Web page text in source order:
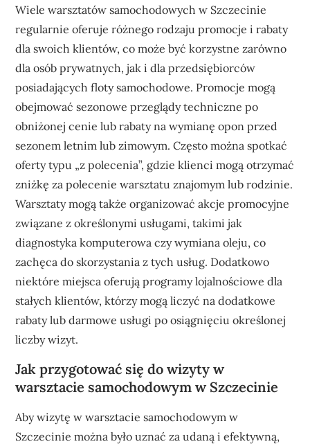
Wiele warsztatów samochodowych w Szczecinie
regularnie oferuje różnego rodzaju promocje i rabaty
dla swoich klientów, co może być korzystne zarówno
dla osób prywatnych, jak i dla przedsiębiorców
posiadających floty samochodowe. Promocje mogą
obejmować sezonowe przeglądy techniczne po
obniżonej cenie lub rabaty na wymianę opon przed
sezonem letnim lub zimowym. Często można spotkać
oferty typu „z polecenia”, gdzie klienci mogą otrzymać
zniżkę za polecenie warsztatu znajomym lub rodzinie.
Warsztaty mogą także organizować akcje promocyjne
związane z określonymi usługami, takimi jak
diagnostyka komputerowa czy wymiana oleju, co
zachęca do skorzystania z tych usług. Dodatkowo
niektóre miejsca oferują programy lojalnościowe dla
stałych klientów, którzy mogą liczyć na dodatkowe
rabaty lub darmowe usługi po osiągnięciu określonej
liczby wizyt.
Jak przygotować się do wizyty w
warsztacie samochodowym w Szczecinie
Aby wizytę w warsztacie samochodowym w
Szczecinie można było uznać za udaną i efektywną,